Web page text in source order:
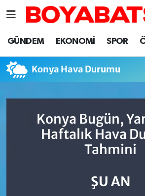
GÜNDEM EKONOMİ SPOR
Konya Hava Durumu
Konya Bugün,
Haftalık Hava
Tahmini
ŞU AN
Sinop Nöbetçi Eczaneler
Sinop Trafik Yoğunluk Haritası
Süper Lig Puan Durumu ve
Son Dakika Haberleri